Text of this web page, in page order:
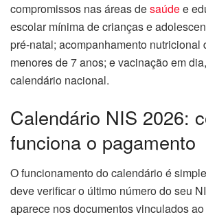
compromissos nas áreas desaúdee
escolar mínima de crianças e
pré-natal; acompanhamento nutricional
menores de 7 anos; e vacinação em
calendário nacional.
Calendário NIS 2026:
funciona o pagamento
O funcionamento do calendário é
deve verificar o último número do seu
aparece nos documentos vinculados